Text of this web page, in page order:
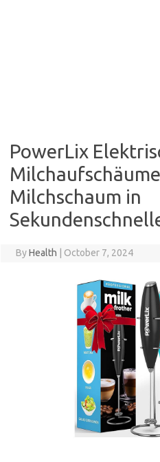
PowerLix
Milchschaum in
ByHealth October 7, 2024